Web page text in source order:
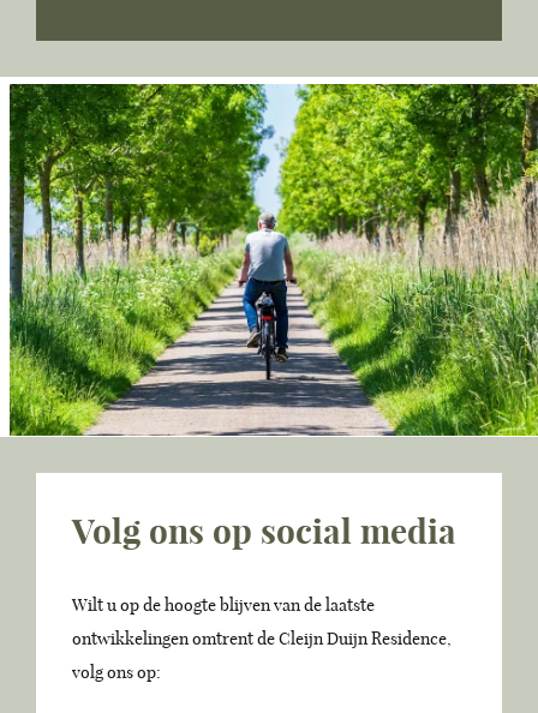
Volg ons op social media
Wilt u op de hoogte blijven van de laatste
ontwikkelingen omtrent de Cleijn Duijn Residence,
volg ons op: